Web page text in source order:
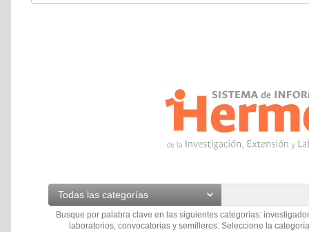
Todas las categorías
Busque por palabra clave en las siguientes categorías:
laboratorios, convocatorias y semilleros. Seleccione la